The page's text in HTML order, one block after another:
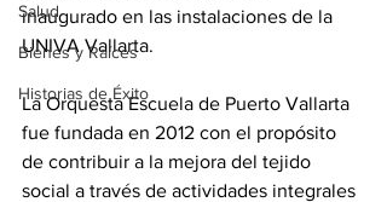
Salud
Bienes y Raíces
Historias de Éxito
inaugurado en las instalaciones de la
UNIVA Vallarta.
La Orquesta Escuela de Puerto Vallarta
fue fundada en 2012 con el propósito
de contribuir a la mejora del tejido
social a través de actividades integrales